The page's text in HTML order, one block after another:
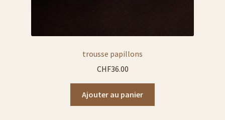
trousse papillons
CHF36.00
Ajouter au panier